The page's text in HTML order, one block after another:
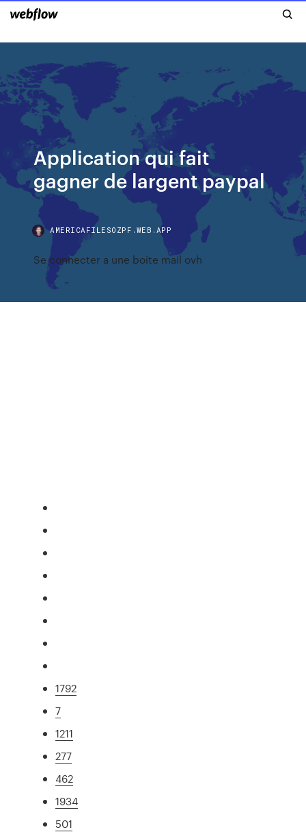
Application qui fait
gagner de largent paypal
AMERICAFILESOZPF.WEB.APP
Se connecter a une boite mail ovh
1792
7
1211
277
462
1934
501